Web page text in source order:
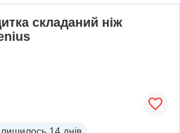
складаний ніж
14 днів